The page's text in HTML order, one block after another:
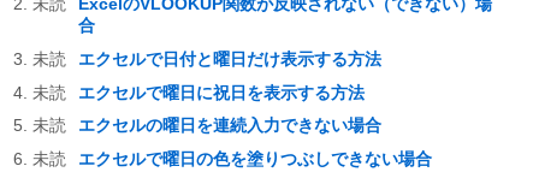
合
エクセルで日付と曜日だけ表示する方法
エクセルで曜日に祝日を表示する方法
エクセルの曜日を連続入力できない場合
エクセルで曜日の色を塗りつぶしできない場合